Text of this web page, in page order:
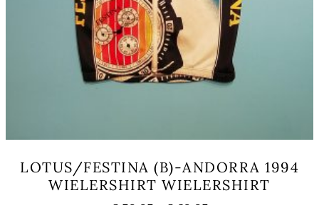
LOTUS/FESTINA (B)-ANDORRA 1994
WIELERSHIRT WIELERSHIRT